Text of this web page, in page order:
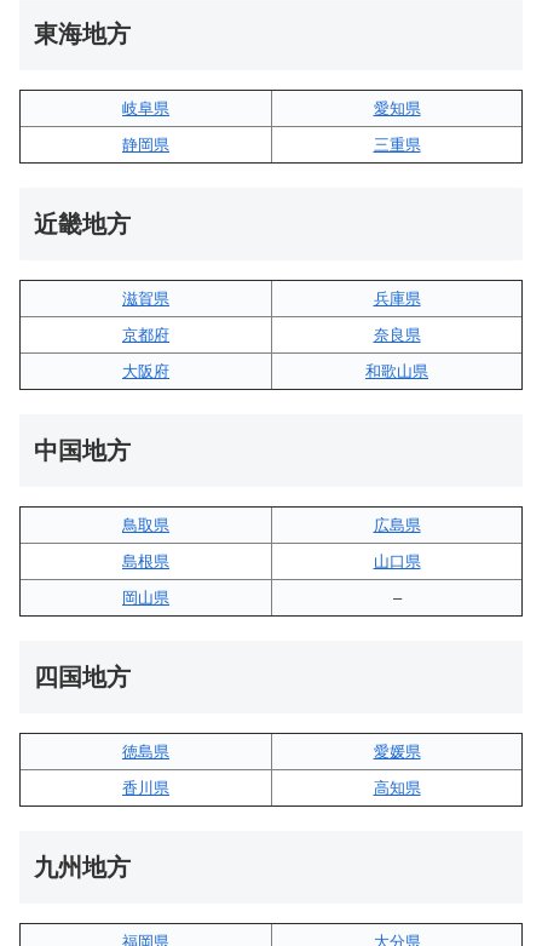
東海地方
岐阜県
愛知県
静岡県
三重県
近畿地方
滋賀県
兵庫県
京都府
奈良県
大阪府
和歌山県
中国地方
鳥取県
広島県
島根県
山口県
岡山県
–
四国地方
徳島県
愛媛県
香川県
高知県
九州地方
福岡県 大分県